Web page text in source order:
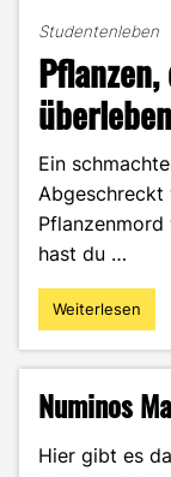
Studentenleben
überleben
Ein
Abgeschreckt
hast du …
"Pflanzen,
die
Leben
Weiterlesen
Numinos
Hier gibt es